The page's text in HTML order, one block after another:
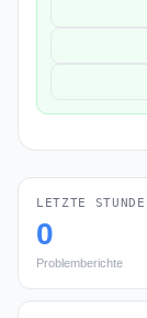
LETZTE STUNDE
0
Problemberichte